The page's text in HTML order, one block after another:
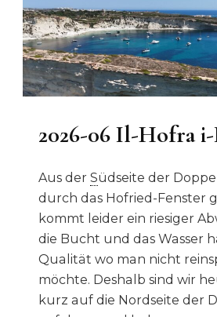
2026-06 Il-Hofra
Aus der Südseite der
durch das Hofried-Fenster
kommt leider ein riesiger
die Bucht und das Wasser
Qualität wo man nicht
möchte. Deshalb sind wir
kurz auf die Nordseite der